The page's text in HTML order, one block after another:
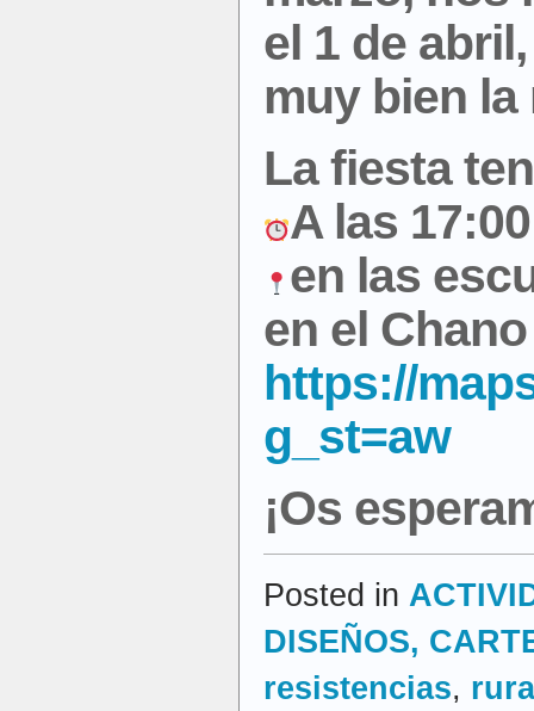
el 1 de
muy bien
La fiesta
A las 17:00
en las
en el
https://
g_st=aw
¡Os
Posted in
DISEÑOS,
resistencias,